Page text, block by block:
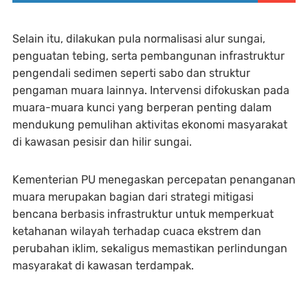
Selain itu, dilakukan pula normalisasi alur sungai,
penguatan tebing, serta pembangunan infrastruktur
pengendali sedimen seperti sabo dan struktur
pengaman muara lainnya. Intervensi difokuskan pada
muara-muara kunci yang berperan penting dalam
mendukung pemulihan aktivitas ekonomi masyarakat
di kawasan pesisir dan hilir sungai.
Kementerian PU menegaskan percepatan penanganan
muara merupakan bagian dari strategi mitigasi
bencana berbasis infrastruktur untuk memperkuat
ketahanan wilayah terhadap cuaca ekstrem dan
perubahan iklim, sekaligus memastikan perlindungan
masyarakat di kawasan terdampak.